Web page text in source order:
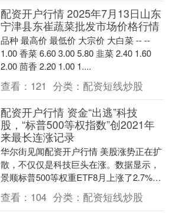
配资开户行情 2025年7月13日山东
宁津县东崔蔬菜批发市场价格行情
品种 最高价 最低价 大宗价 大白菜 -- --
1.00 香菜 6.60 3.00 5.80 韭菜 2.40 1.60
2.00 茴香 2.20 1.00 1....
查看： 121 分类： 配资短线炒股
配资开户行情 资金“出逃”科技
股，“标普500等权指数”创2021年
来最长连涨记录
华尔街见闻配资开户行情 美股涨势正在扩
散，不仅仅是科技巨头在涨。数据显示，
景顺标普500等权重ETF8月上涨了2.7%，
实现了连续4个月上涨，是自2021年5月....
查看： 104 分类： 配资短线炒股